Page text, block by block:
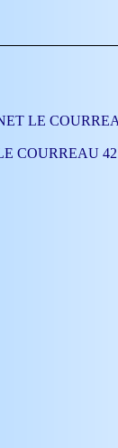
LE
COURREAU 42